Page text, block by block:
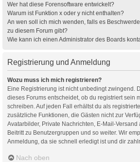
Wer hat diese Forensoftware entwickelt?
Warum ist Funktion x oder y nicht enthalten?
An wen soll ich mich wenden, falls es
zu diesem Forum gibt?
Wie kann ich einen Administrator des Boards
Registrierung und Anmeldung
Wozu muss ich mich registrieren?
Eine Registrierung ist nicht unbedingt zwingend.
dieses Forums entscheidet, ob du registriert sein
schreiben. Auf jeden Fall erhältst du als
zusätzliche Funktionen, die Gästen nicht zur
Avatarbilder, Private Nachrichten, E-Mail-Versand
Beitritt zu Benutzergruppen und so weiter. Wir
Anmeldung, da sie schnell erledigt ist und dir
Nach oben